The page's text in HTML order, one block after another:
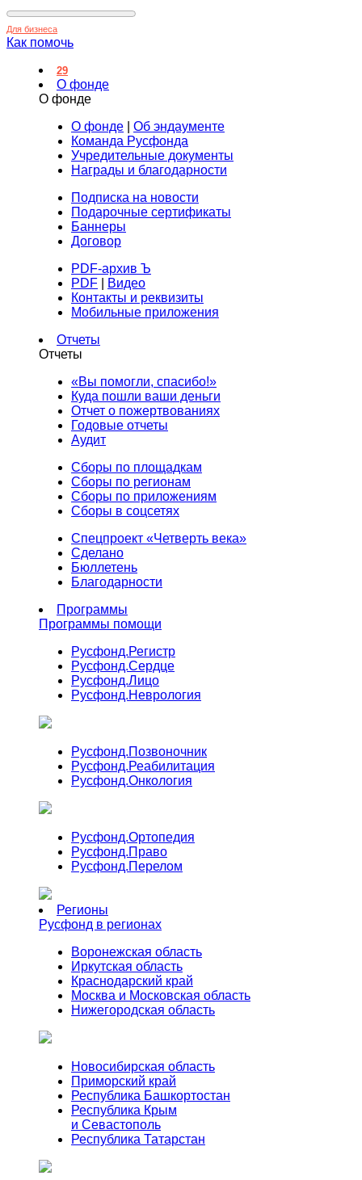
Для бизнеса
Как помочь
29
О фонде
О фонде
О фонде
Об эндаументе
Команда Русфонда
Учредительные документы
Награды и благодарности
Подписка на новости
Подарочные сертификаты
Баннеры
Договор
PDF-архив Ъ
PDF
Видео
Контакты и реквизиты
Мобильные приложения
Отчеты
Отчеты
«Вы помогли, спасибо!»
Куда пошли ваши деньги
Отчет о пожертвованиях
Годовые отчеты
Аудит
Сборы по площадкам
Сборы по регионам
Сборы по приложениям
Сборы в соцсетях
Спецпроект «Четверть века»
Сделано
Бюллетень
Благодарности
Программы
Программы помощи
Русфонд.Регистр
Русфонд.Сердце
Русфонд.Лицо
Русфонд.Неврология
Русфонд.Позвоночник
Русфонд.Реабилитация
Русфонд.Онкология
Русфонд.Ортопедия
Русфонд.Право
Русфонд.Перелом
Регионы
Русфонд в регионах
Воронежская область
Иркутская область
Краснодарский край
Москва и Московская область
Нижегородская область
Новосибирская область
Приморский край
Республика Башкортостан
Республика Крым
и Севастополь
Республика Татарстан